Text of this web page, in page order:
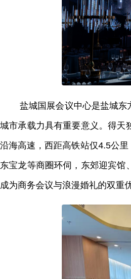
盐城国展会议中心是盐城
城市承载力具有重要意义。得天
沿海高速，西距高铁站仅4.5公
东宝龙等商圈环伺，东郊迎宾馆
成为商务会议与浪漫婚礼的双重